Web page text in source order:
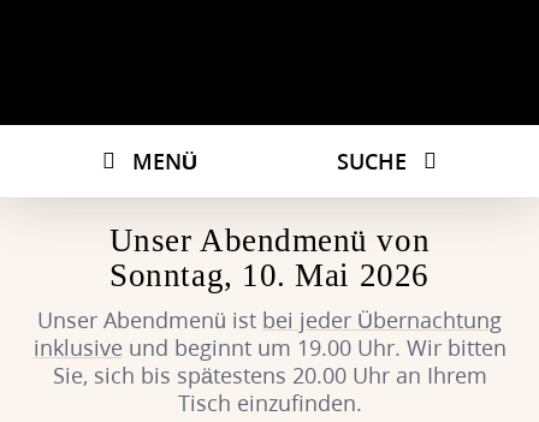
MENÜ SUCHE
Unser Abendmenü von
Sonntag, 10. Mai 2026
Unser Abendmenü ist bei jeder Übernachtung
inklusiveund beginnt um 19.00 Uhr. Wir bitten
Sie, sich bis spätestens 20.00 Uhr an Ihrem
Tisch einzufinden.